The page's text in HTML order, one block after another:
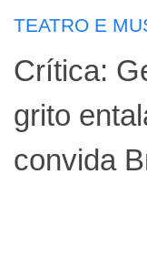
TEATRO E
Crítica:
grito
convida